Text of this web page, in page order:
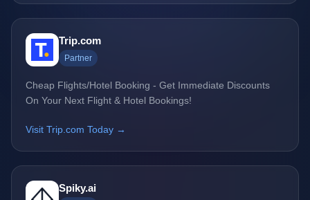
Trip.com
Partner
Cheap Flights/Hotel Booking - Get Immediate Discounts
On Your Next Flight & Hotel Bookings!
Visit Trip.com Today →
Spiky.ai